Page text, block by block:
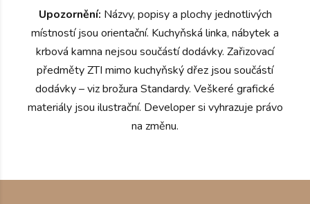
Upozornění: Názvy, popisy a plochy jednotlivých
místností jsou orientační. Kuchyňská linka, nábytek a
krbová kamna nejsou součástí dodávky. Zařizovací
předměty ZTI mimo kuchyňský dřez jsou součástí
dodávky – viz brožura Standardy. Veškeré grafické
materiály jsou ilustrační. Developer si vyhrazuje právo
na změnu.